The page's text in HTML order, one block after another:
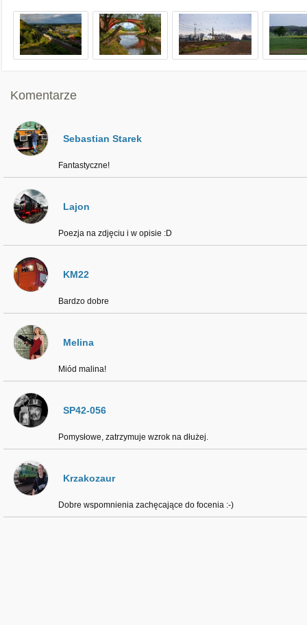
Komentarze
Sebastian Starek
Fantastyczne!
Lajon
Poezja na zdjęciu i w opisie :D
KM22
Bardzo dobre
Melina
Miód malina!
SP42-056
Pomysłowe, zatrzymuje wzrok na dłużej.
Krzakozaur
Dobre wspomnienia zachęcające do focenia :⁠-⁠)